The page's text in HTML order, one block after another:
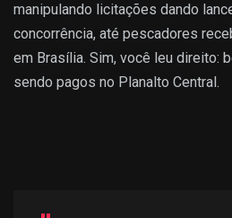
manipulando licitações dando
concorrência, até pescadores
em Brasília. Sim, você leu direito:
sendo pagos no Planalto Central.